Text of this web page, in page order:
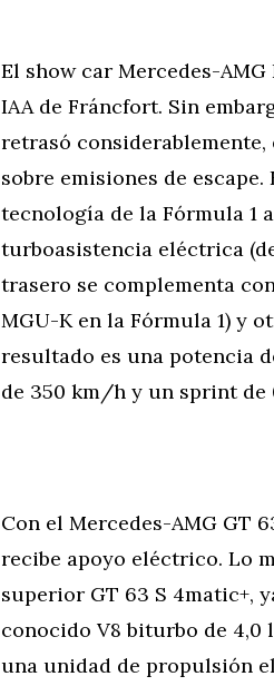
El show car Mercedes-
IAA de Fráncfort. Sin
retrasó
sobre emisiones de
tecnología de la Fórmula 1
turboasistencia eléctrica
trasero se complementa
MGU-K en la Fórmula 1) y
resultado es una potencia
de 350 km/h y un sprint de
Con el Mercedes-AMG GT
recibe apoyo eléctrico. Lo
superior GT 63 S 4matic+,
conocido V8 biturbo de 4,0
una unidad de propulsión